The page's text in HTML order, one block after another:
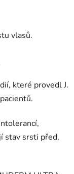
vlasů.
které provedl J.
stav srsti před,